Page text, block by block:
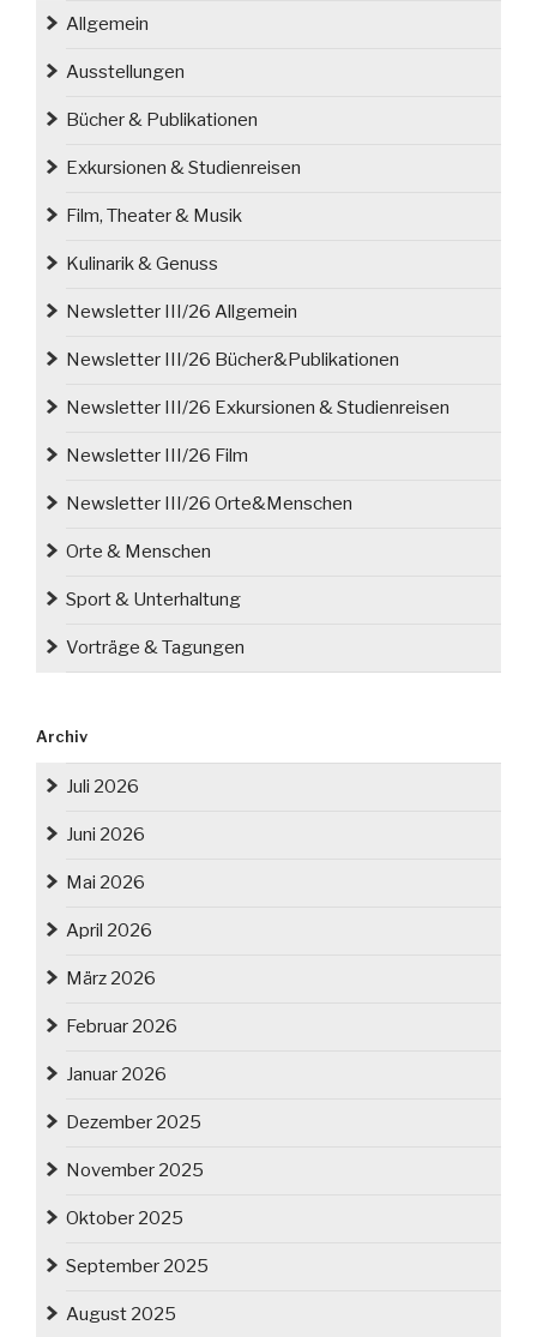
Allgemein
Ausstellungen
Bücher & Publikationen
Exkursionen & Studienreisen
Film, Theater & Musik
Kulinarik & Genuss
Newsletter III/26 Allgemein
Newsletter III/26 Bücher&Publikationen
Newsletter III/26 Exkursionen & Studienreisen
Newsletter III/26 Film
Newsletter III/26 Orte&Menschen
Orte & Menschen
Sport & Unterhaltung
Vorträge & Tagungen
Archiv
Juli 2026
Juni 2026
Mai 2026
April 2026
März 2026
Februar 2026
Januar 2026
Dezember 2025
November 2025
Oktober 2025
September 2025
August 2025